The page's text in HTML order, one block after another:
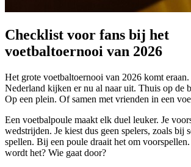
Checklist voor fans bij het
voetbaltoernooi van 2026
Het grote voetbaltoernooi van 2026 komt
Nederland kijken er nu al naar uit. Thuis op de
Op een plein. Of samen met vrienden in een
Een voetbalpoule maakt elk duel leuker. Je
wedstrijden. Je kiest dus geen spelers, zoals bij
spellen. Bij een poule draait het om
wordt het? Wie gaat door?